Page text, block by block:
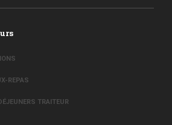
REPAS
TRAITEUR